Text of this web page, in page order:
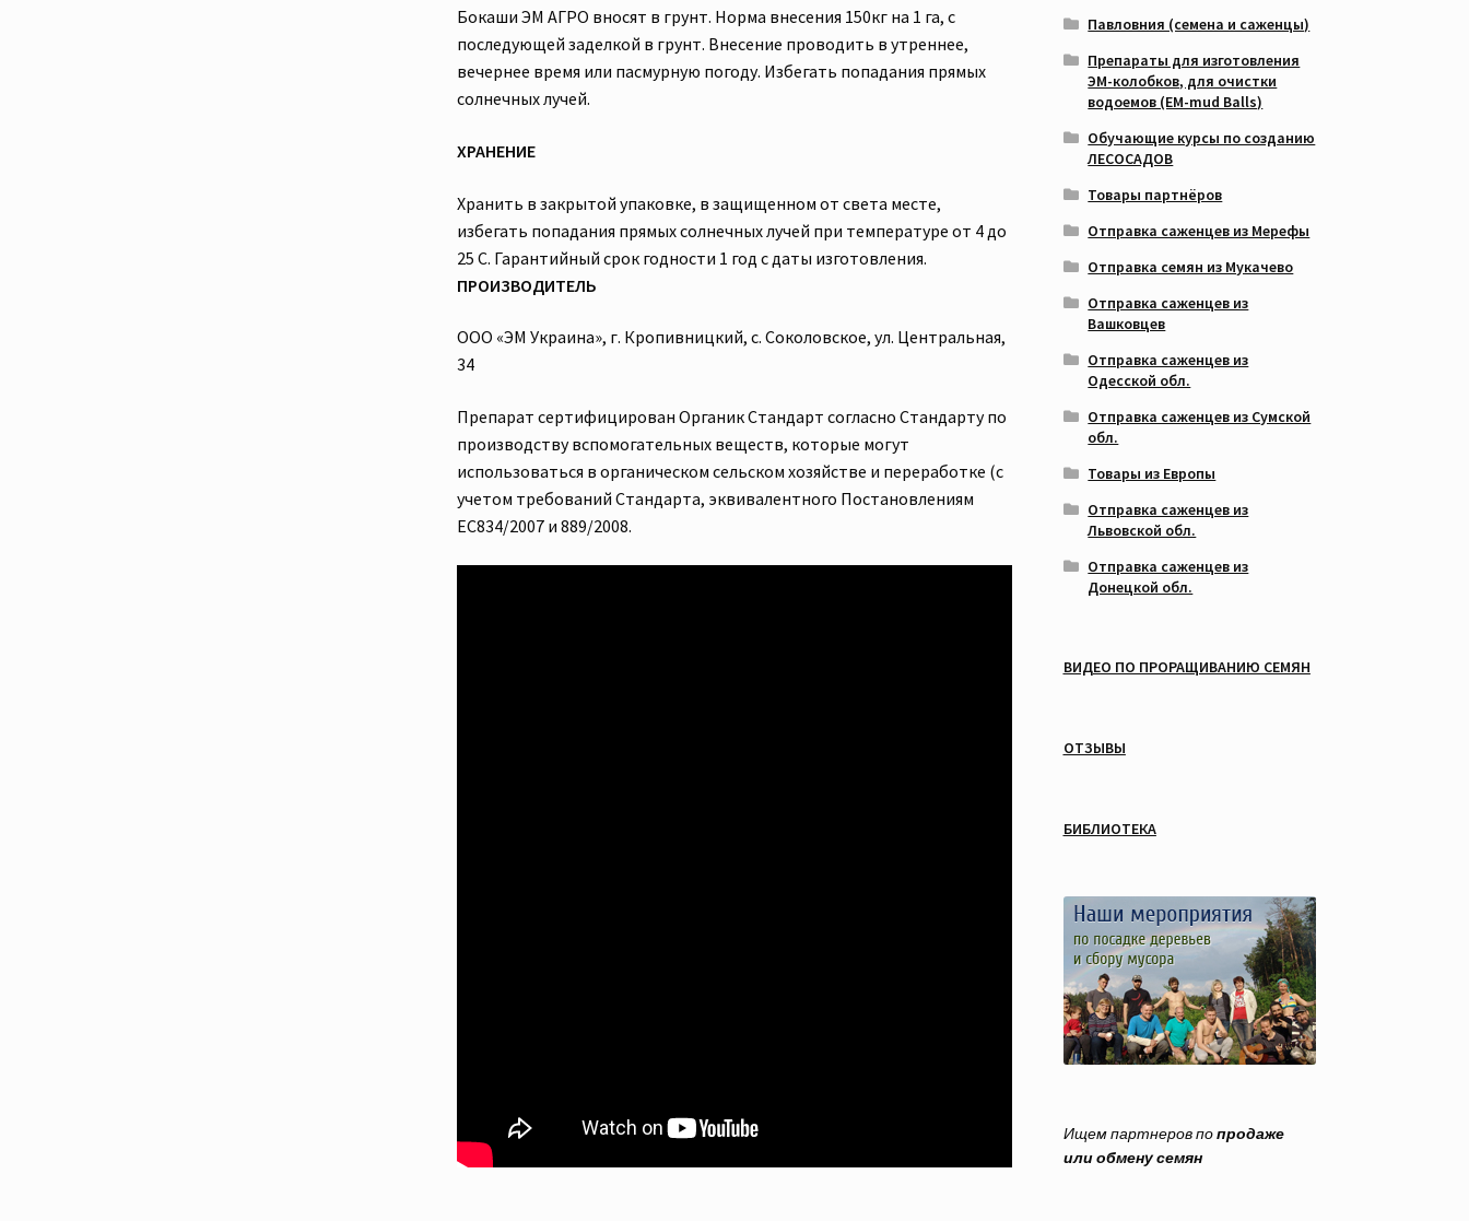
Бокаши ЭМ АГРО вносят в грунт. Норма внесения 150кг на 1 га, с
последующей заделкой в ​​грунт. Внесение проводить в утреннее,
вечернее время или пасмурную погоду. Избегать попадания прямых
солнечных лучей.
ХРАНЕНИЕ
Хранить в закрытой упаковке, в защищенном от света месте,
избегать попадания прямых солнечных лучей при температуре от 4 до
25 С. Гарантийный срок годности 1 год с даты изготовления.
ПРОИЗВОДИТЕЛЬ
ООО «ЭМ Украина», г. Кропивницкий, с. Соколовское, ул. Центральная,
34
Препарат сертифицирован Органик Стандарт согласно Стандарту по
производству вспомогательных веществ, которые могут
использоваться в органическом сельском хозяйстве и переработке (с
учетом требований Стандарта, эквивалентного Постановлениям
ЕС834/2007 и 889/2008.
Павловния (семена и саженцы)
Препараты для изготовления
ЭМ-колобков, для очистки
водоемов (EM-mud Balls)
Обучающие курсы по созданию
ЛЕСОСАДОВ
Товары партнёров
Отправка саженцев из Мерефы
Отправка семян из Мукачево
Отправка саженцев из
Вашковцев
Отправка саженцев из
Одесской обл.
Отправка саженцев из Сумской
обл.
Товары из Европы
Отправка саженцев из
Львовской обл.
Отправка саженцев из
Донецкой обл.
ВИДЕО ПО ПРОРАЩИВАНИЮ СЕМЯН
ОТЗЫВЫ
БИБЛИОТЕКА
Ищем партнеров попродаже
или обмену семян